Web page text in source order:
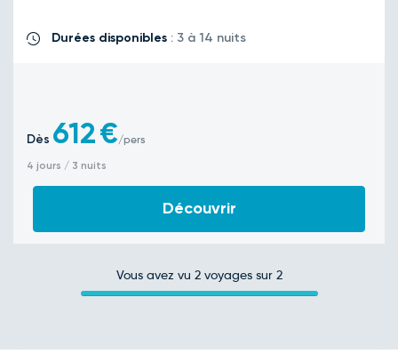
Durées disponibles : 3 à 14 nuits
Dès 612€/pers
4 jours / 3 nuits
Découvrir
Vous avez vu 2voyages sur 2